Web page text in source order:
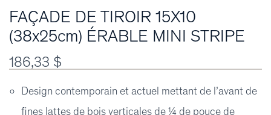
FAÇADE DE TIROIR 15X10
(38x25cm) ÉRABLE MINI STRIPE
186,33 $
Design contemporain et actuel mettant de l’avant de
fines lattes de bois verticales de ¼ de pouce de